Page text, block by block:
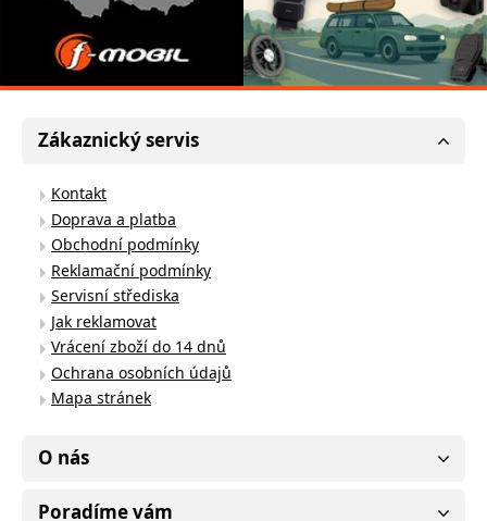
Zákaznický servis
Kontakt
Doprava a platba
Obchodní podmínky
Reklamační podmínky
Servisní střediska
Jak reklamovat
Vrácení zboží do 14 dnů
Ochrana osobních údajů
Mapa stránek
O nás
Poradíme vám